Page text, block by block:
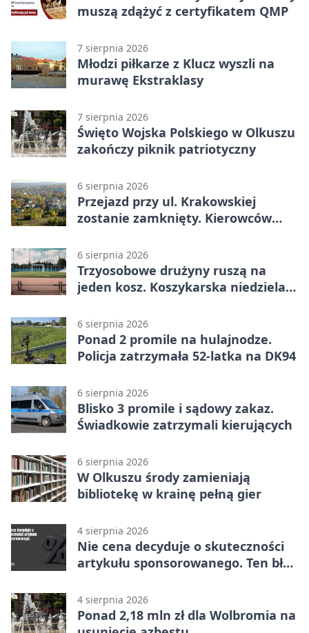
muszą zdążyć z certyfikatem QMP
7 sierpnia 2026
Młodzi piłkarze z Klucz wyszli na
murawę Ekstraklasy
7 sierpnia 2026
Święto Wojska Polskiego w Olkuszu
zakończy piknik patriotyczny
6 sierpnia 2026
Przejazd przy ul. Krakowskiej
zostanie zamknięty. Kierowców
6 sierpnia 2026
Trzyosobowe drużyny ruszą na
jeden kosz. Koszykarska niedziela
6 sierpnia 2026
Ponad 2 promile na hulajnodze.
Policja zatrzymała 52-latka na DK94
6 sierpnia 2026
Blisko 3 promile i sądowy zakaz.
Świadkowie zatrzymali kierujących
6 sierpnia 2026
W Olkuszu środy zamieniają
bibliotekę w krainę pełną gier
4 sierpnia 2026
Nie cena decyduje o skuteczności
artykułu sponsorowanego. Ten błąd
4 sierpnia 2026
Ponad 2,18 mln zł dla Wolbromia na